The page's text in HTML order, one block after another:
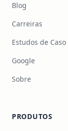
Blog
Carreiras
Estudos de Caso
Google
Sobre
PRODUTOS